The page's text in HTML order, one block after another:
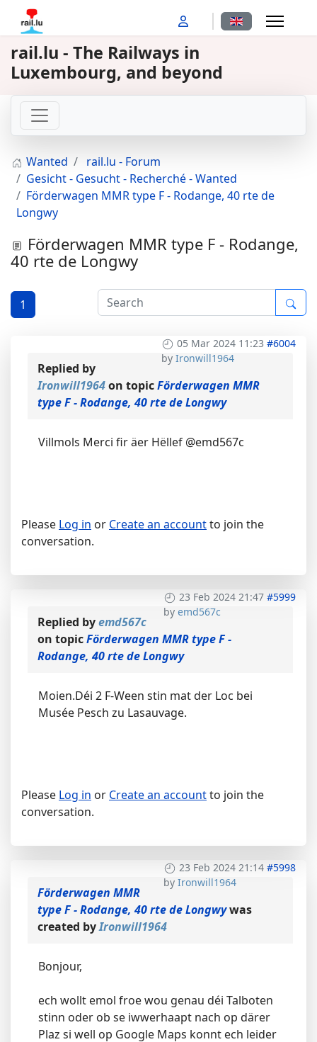
Select your
rail.lu - The Railways in
Luxembourg, and beyond
Wanted
rail.lu - Forum
Gesicht - Gesucht - Recherché - Wanted
Förderwagen MMR type F - Rodange, 40 rte de
Longwy
Förderwagen MMR type F - Rodange,
40 rte de Longwy
1
05 Mar 2024 11:23 #6004
by Ironwill1964
Replied by
Ironwill1964on topicFörderwagen MMR
type F - Rodange, 40 rte de Longwy
Villmols Merci fir äer Hëllef @emd567c
Please Log in or Create an accountto join the
conversation.
23 Feb 2024 21:47 #5999
by emd567c
Replied byemd567c
on topicFörderwagen MMR type F -
Rodange, 40 rte de Longwy
Moien.Déi 2 F-Ween stin mat der Loc bei
Musée Pesch zu Lasauvage.
Please Log in or Create an accountto join the
conversation.
23 Feb 2024 21:14 #5998
by Ironwill1964
Förderwagen MMR
type F - Rodange, 40 rte de Longwywas
created byIronwill1964
Bonjour,
ech wollt emol froe wou genau déi Talboten
stinn oder ob se iwwerhaapt nach op därer
Plaz si well op Google Maps konnt ech leider